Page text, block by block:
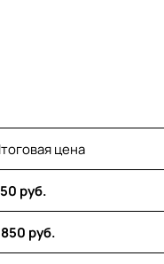
цена
руб.
850 руб.